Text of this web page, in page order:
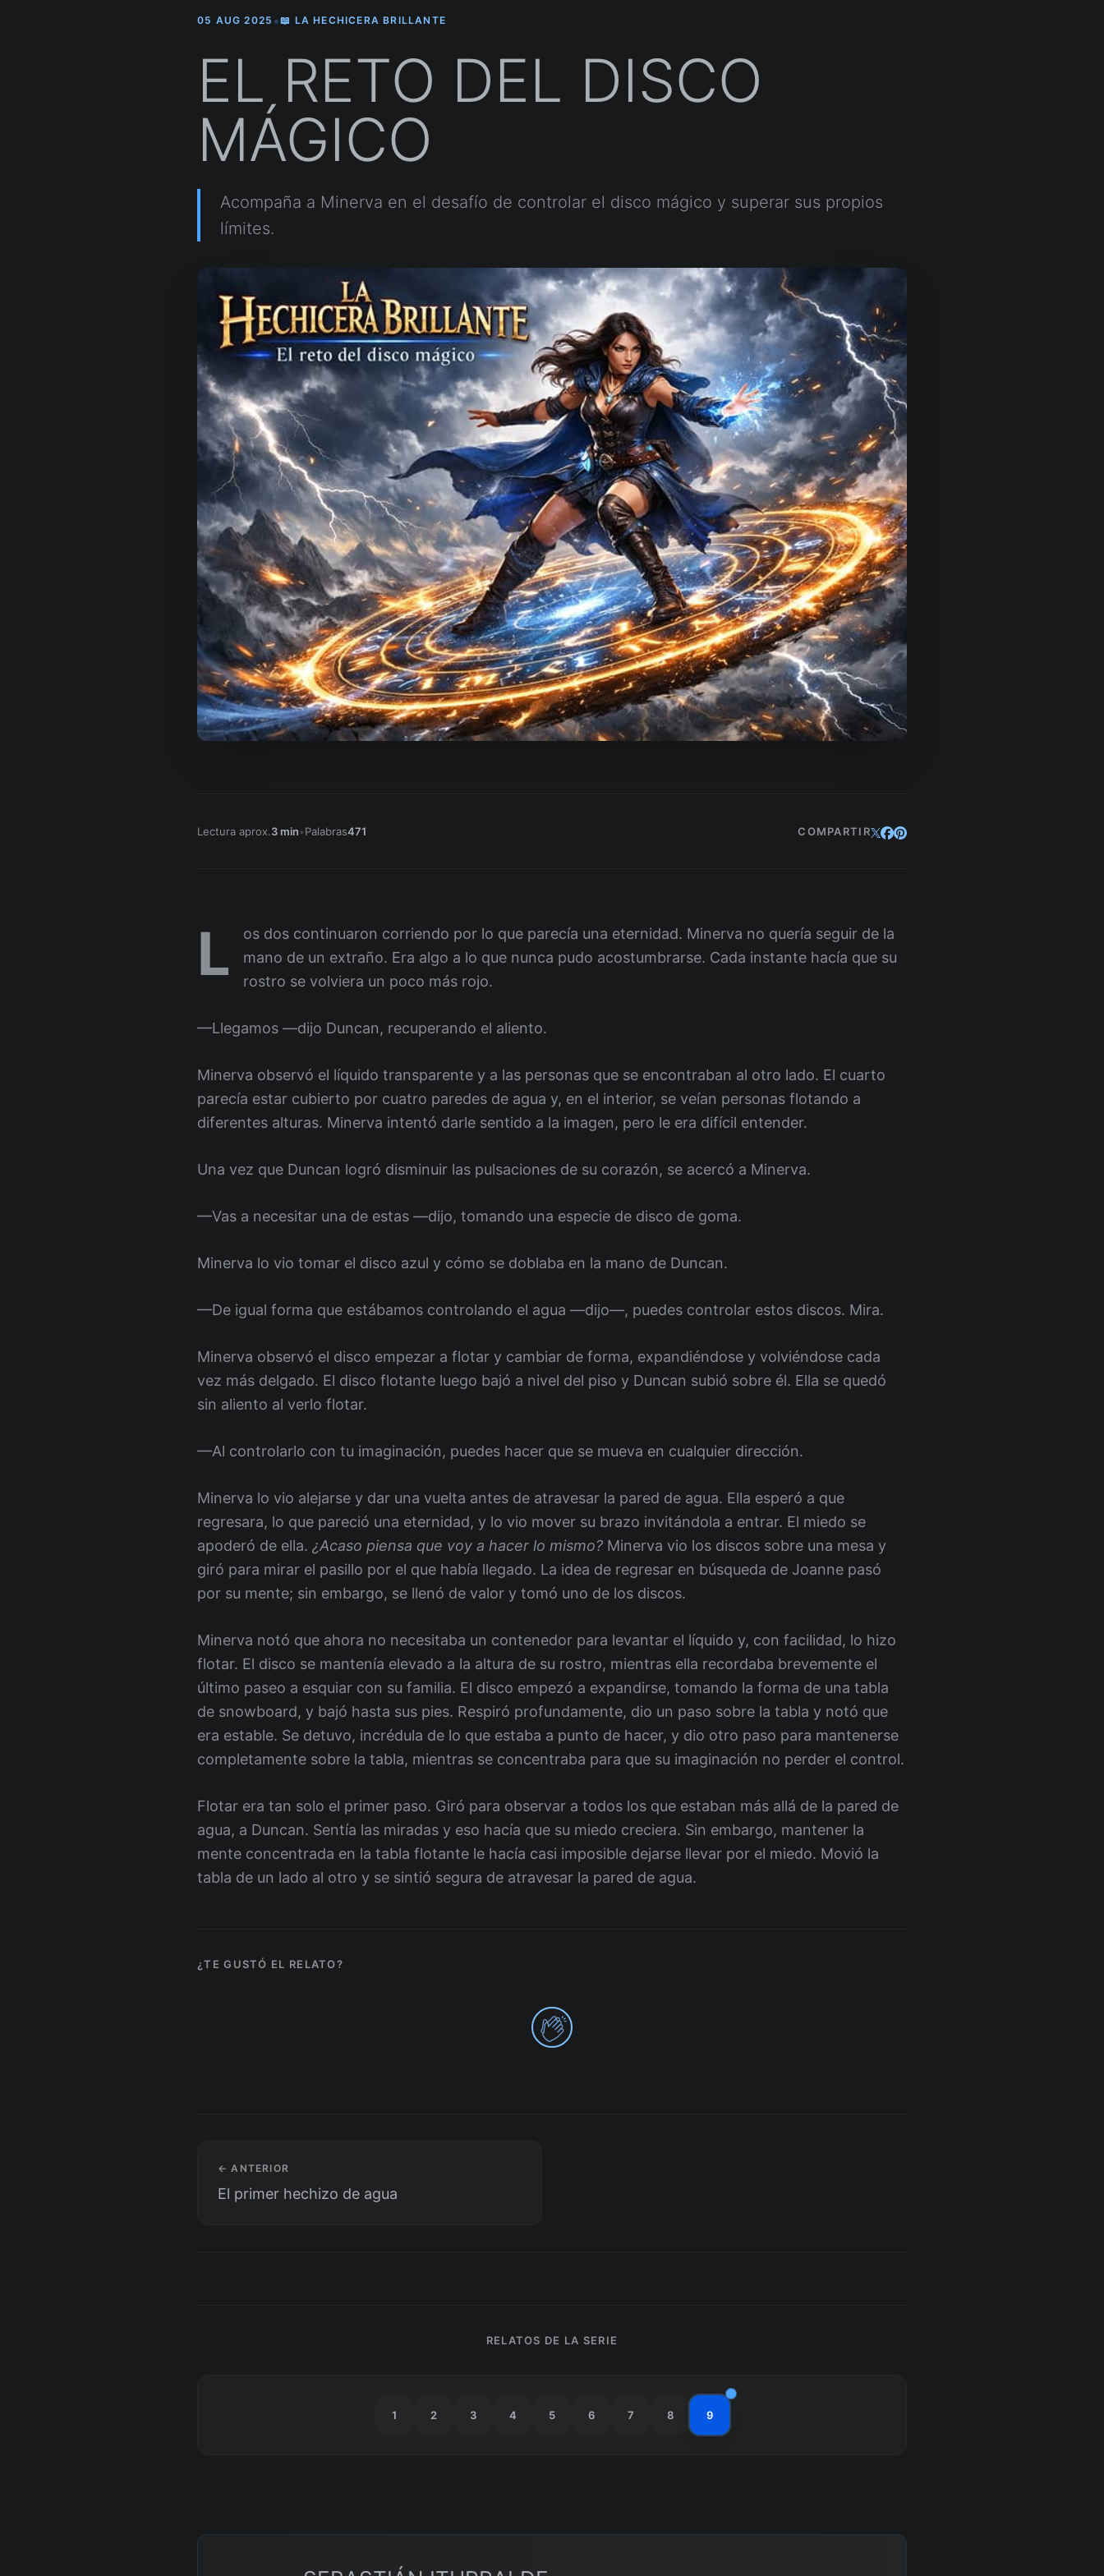
05 AUG 2025 •📖 LA HECHICERA BRILLANTE
EL RETO DEL DISCO
MÁGICO
Acompaña a Minerva en el desafío de controlar el disco mágico y superar sus propios
límites.
Lectura aprox.3 min•Palabras471 COMPARTIR
L
os dos continuaron corriendo por lo que parecía una eternidad. Minerva no quería seguir de la
mano de un extraño. Era algo a lo que nunca pudo acostumbrarse. Cada instante hacía que su
rostro se volviera un poco más rojo.
—Llegamos —dijo Duncan, recuperando el aliento.
Minerva observó el líquido transparente y a las personas que se encontraban al otro lado. El cuarto
parecía estar cubierto por cuatro paredes de agua y, en el interior, se veían personas flotando a
diferentes alturas. Minerva intentó darle sentido a la imagen, pero le era difícil entender.
Una vez que Duncan logró disminuir las pulsaciones de su corazón, se acercó a Minerva.
—Vas a necesitar una de estas —dijo, tomando una especie de disco de goma.
Minerva lo vio tomar el disco azul y cómo se doblaba en la mano de Duncan.
—De igual forma que estábamos controlando el agua —dijo—, puedes controlar estos discos. Mira.
Minerva observó el disco empezar a flotar y cambiar de forma, expandiéndose y volviéndose cada
vez más delgado. El disco flotante luego bajó a nivel del piso y Duncan subió sobre él. Ella se quedó
sin aliento al verlo flotar.
—Al controlarlo con tu imaginación, puedes hacer que se mueva en cualquier dirección.
Minerva lo vio alejarse y dar una vuelta antes de atravesar la pared de agua. Ella esperó a que
regresara, lo que pareció una eternidad, y lo vio mover su brazo invitándola a entrar. El miedo se
apoderó de ella. ¿Acaso piensa que voy a hacer lo mismo? Minerva vio los discos sobre una mesa y
giró para mirar el pasillo por el que había llegado. La idea de regresar en búsqueda de Joanne pasó
por su mente; sin embargo, se llenó de valor y tomó uno de los discos.
Minerva notó que ahora no necesitaba un contenedor para levantar el líquido y, con facilidad, lo hizo
flotar. El disco se mantenía elevado a la altura de su rostro, mientras ella recordaba brevemente el
último paseo a esquiar con su familia. El disco empezó a expandirse, tomando la forma de una tabla
de snowboard, y bajó hasta sus pies. Respiró profundamente, dio un paso sobre la tabla y notó que
era estable. Se detuvo, incrédula de lo que estaba a punto de hacer, y dio otro paso para mantenerse
completamente sobre la tabla, mientras se concentraba para que su imaginación no perder el control.
Flotar era tan solo el primer paso. Giró para observar a todos los que estaban más allá de la pared de
agua, a Duncan. Sentía las miradas y eso hacía que su miedo creciera. Sin embargo, mantener la
mente concentrada en la tabla flotante le hacía casi imposible dejarse llevar por el miedo. Movió la
tabla de un lado al otro y se sintió segura de atravesar la pared de agua.
¿TE GUSTÓ EL RELATO?
← ANTERIOR
El primer hechizo de agua
RELATOS DE LA SERIE
1 2 3 4 5 6 7 8 9